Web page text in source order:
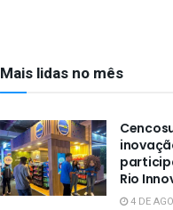
Mais lidas no mês
Rio
4 DE